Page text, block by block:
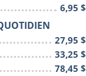
6,95 $
27,95 $
33,25 $
78,45 $